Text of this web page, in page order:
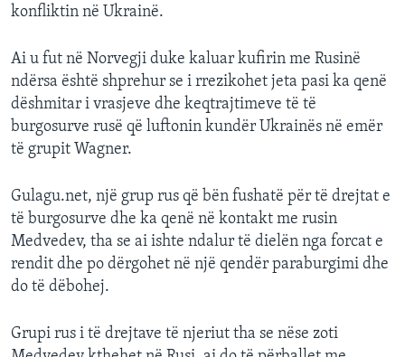
konfliktin në Ukrainë.
Ai u fut në Norvegji duke kaluar kufirin me Rusinë
ndërsa është shprehur se i rrezikohet jeta pasi ka qenë
dëshmitar i vrasjeve dhe keqtrajtimeve të të
burgosurve rusë që luftonin kundër Ukrainës në emër
të grupit Wagner.
Gulagu.net, një grup rus që bën fushatë për të drejtat e
të burgosurve dhe ka qenë në kontakt me rusin
Medvedev, tha se ai ishte ndalur të dielën nga forcat e
rendit dhe po dërgohet në një qendër paraburgimi dhe
do të dëbohej.
Grupi rus i të drejtave të njeriut tha se nëse zoti